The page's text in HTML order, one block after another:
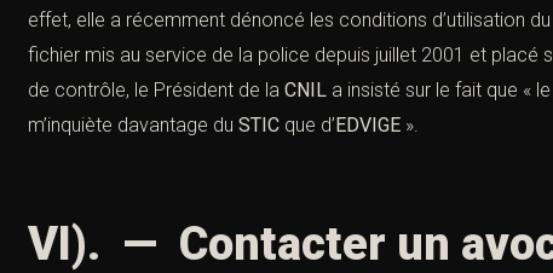
effet, elle a récemment dénoncé les conditions d’utilisation du
fichier mis au service de la police depuis juillet 2001 et placé
de contrôle, le Président de la CNIL a insisté sur le fait que « le
m’inquiète davantage du STIC que d’EDVIGE ».
VI). — Contacter un